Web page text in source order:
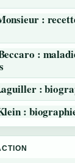
:
:
:
: